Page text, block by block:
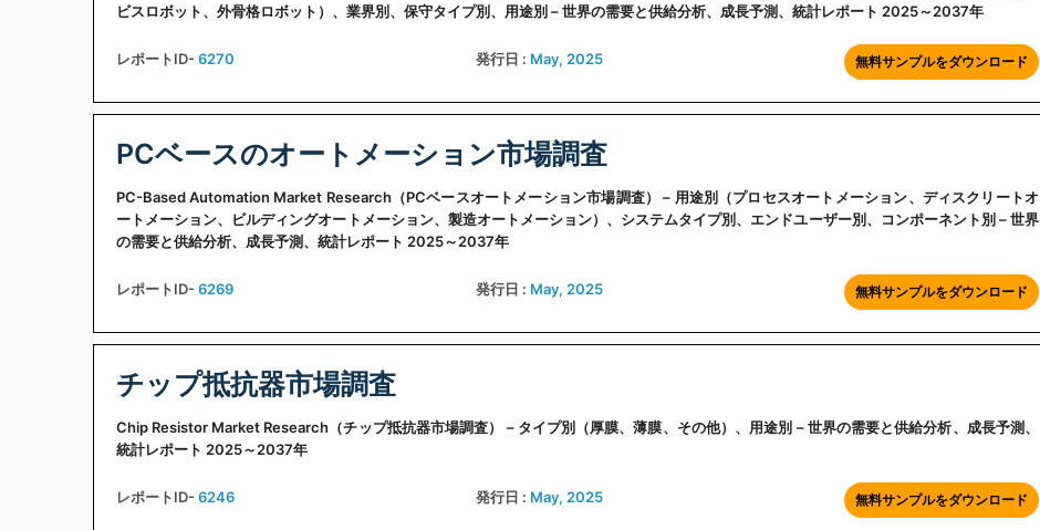
ビスロボット、外骨格ロボット）、業界別、保守タイプ別、用途別 – 世界の需要と供給分析、成長予測、統計レポート 2025～2037年
レポートID-6270 発行日 : May, 2025 無料サンプルをダウンロード
PCベースのオートメーション市場調査
PC-Based Automation Market Research（PCベースオートメーション市場調査） – 用途別（プロセスオートメーション、ディスクリートオ
ートメーション、ビルディングオートメーション、製造オートメーション）、システムタイプ別、エンドユーザー別、コンポーネント別 – 世界
の需要と供給分析、成長予測、統計レポート 2025～2037年
レポートID-6269 発行日 : May, 2025 無料サンプルをダウンロード
チップ抵抗器市場調査
Chip Resistor Market Research（チップ抵抗器市場調査） – タイプ別（厚膜、薄膜、その他）、用途別 – 世界の需要と供給分析、成長予測、
統計レポート 2025～2037年
レポートID-6246 発行日 : May, 2025 無料サンプルをダウンロード